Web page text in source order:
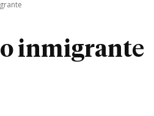
inmigrante